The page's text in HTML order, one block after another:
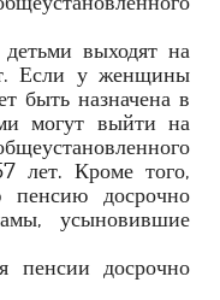
выходят на
Если у женщины
быть назначена в
могут выйти на
лет. Кроме того,
пенсию досрочно
усыновившие
пенсии досрочно